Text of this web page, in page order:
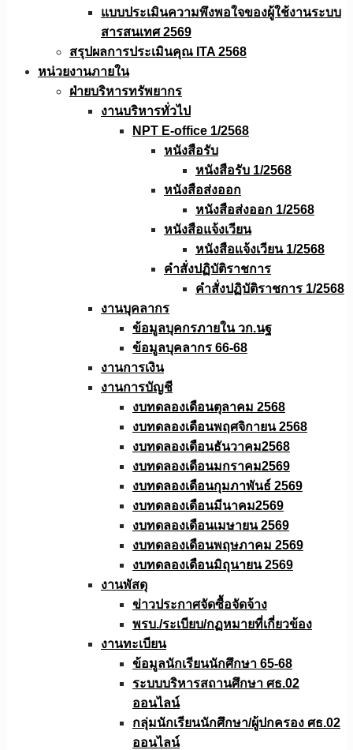
แบบประเมินความพึงพอใจของผู้ใช้งานระบบ
สารสนเทศ 2569
สรุปผลการประเมินคุณ ITA 2568
หน่วยงานภายใน
ฝ่ายบริหารทรัพยากร
งานบริหารทั่วไป
NPT E-office 1/2568
หนังสือรับ
หนังสือรับ 1/2568
หนังสือส่งออก
หนังสือส่งออก 1/2568
หนังสือแจ้งเวียน
หนังสือเเจ้งเวียน 1/2568
คำสั่งปฏิบัติราชการ
คำสั่งปฏิบัติราชการ 1/2568
งานบุคลากร
ข้อมูลบุคกรภายใน วก.นฐ
ข้อมูลบุคลากร 66-68
งานการเงิน
งานการบัญชี
งบทดลองเดือนตุลาคม 2568
งบทดลองเดือนพฤศจิกายน 2568
งบทดลองเดือนธันวาคม2568
งบทดลองเดือนมกราคม2569
งบทดลองเดือนกุมภาพันธ์ 2569
งบทดลองเดือนมีนาคม2569
งบทดลองเดือนเมษายน 2569
งบทดลองเดือนพฤษภาคม 2569
งบทดลองเดือนมิถุนายน 2569
งานพัสดุ
ข่าวประกาศจัดซื้อจัดจ้าง
พรบ./ระเบียบ/กฏหมายที่เกี่ยวข้อง
งานทะเบียน
ข้อมูลนักเรียนนักศึกษา 65-68
ระบบบริหารสถานศึกษา ศธ.02
ออนไลน์
กลุ่มนักเรียนนักศึกษา/ผู้ปกครอง ศธ.02
ออนไลน์